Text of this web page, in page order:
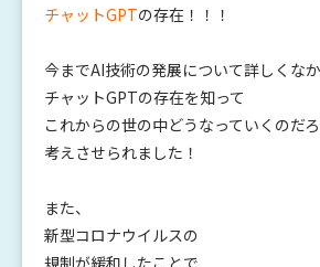
チャットGPTの存在！！！
今までAI技術の発展について詳しくな
チャットGPTの存在を知って
これからの世の中どうなっていくのだ
考えさせられました！
また、
新型コロナウイルスの